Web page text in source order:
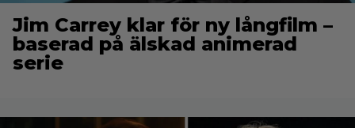
Jim Carrey klar för ny långfilm –
baserad på älskad animerad
serie